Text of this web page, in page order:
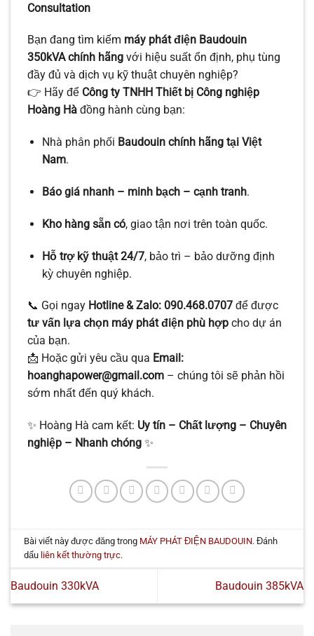
Consultation
Bạn đang tìm kiếm máy phát điện Baudouin
350kVA chính hãng với hiệu suất ổn định, phụ tùng
đầy đủ và dịch vụ kỹ thuật chuyên nghiệp?
👉 Hãy để Công ty TNHH Thiết bị Công nghiệp
Hoàng Hà đồng hành cùng bạn:
Nhà phân phối Baudouin chính hãng tại Việt
Nam.
Báo giá nhanh – minh bạch – cạnh tranh.
Kho hàng sẵn có, giao tận nơi trên toàn quốc.
Hỗ trợ kỹ thuật 24/7, bảo trì – bảo dưỡng định
kỳ chuyên nghiệp.
📞 Gọi ngay Hotline & Zalo: 090.468.0707 để được
tư vấn lựa chọn máy phát điện phù hợp cho dự án
của bạn.
📩 Hoặc gửi yêu cầu qua Email:
hoanghapower@gmail.com – chúng tôi sẽ phản hồi
sớm nhất đến quý khách.
✨ Hoàng Hà cam kết: Uy tín – Chất lượng – Chuyên
nghiệp – Nhanh chóng ✨
Bài viết này được đăng trong MÁY PHÁT ĐIỆN BAUDOUIN. Đánh
dấu liên kết thường trực.
Baudouin 330kVA Baudouin 385kVA